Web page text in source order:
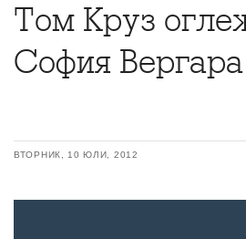
Том Круз
София
ВТОРНИК, 10 ЮЛИ, 2012